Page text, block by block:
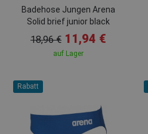
Badehose Jungen Arena
Solid brief junior black
18,96 € 11,94 €
auf Lager
Rabatt